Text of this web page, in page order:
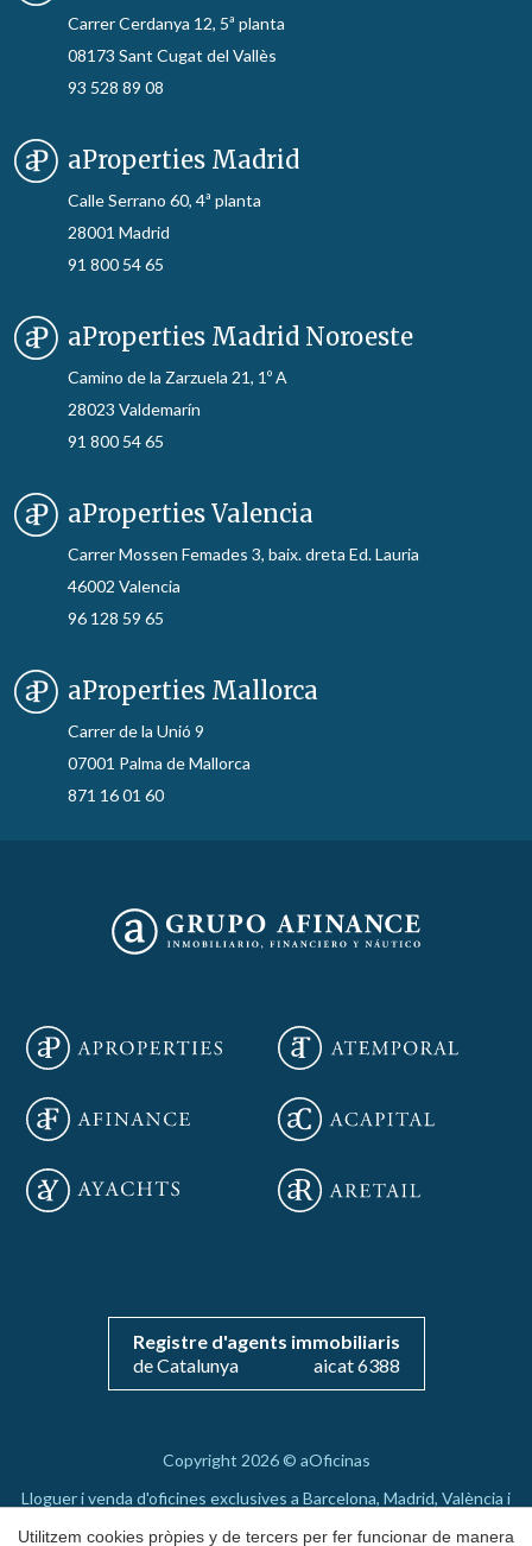
Carrer Cerdanya 12, 5ª planta
08173 Sant Cugat del Vallès
93 528 89 08
aProperties Madrid
Calle Serrano 60, 4ª planta
28001 Madrid
91 800 54 65
aProperties Madrid Noroeste
Camino de la Zarzuela 21, 1º A
28023 Valdemarín
91 800 54 65
aProperties Valencia
Carrer Mossen Femades 3, baix. dreta Ed. Lauria
46002 Valencia
96 128 59 65
aProperties Mallorca
Carrer de la Unió 9
07001 Palma de Mallorca
871 16 01 60
Registre d'agents immobiliaris
de Catalunya
aicat 6388
Copyright 2026 © aOficinas
Lloguer i venda d'oficines exclusives a Barcelona, Madrid, València i
Utilitzem cookies pròpies y de tercers per fer funcionar de manera